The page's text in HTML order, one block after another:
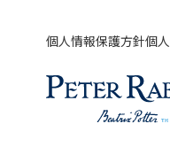
個人情報保護方針個